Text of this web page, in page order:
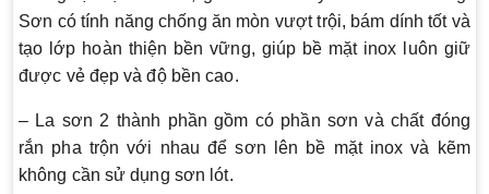
Sơn có tính năng chống ăn mòn vượt trội, bám dính tốt và
tạo lớp hoàn thiện bền vững, giúp bề mặt inox luôn giữ
được vẻ đẹp và độ bền cao.
– La sơn 2 thành phần gồm có phần sơn và chất đóng
rắn pha trộn với nhau để sơn lên bề mặt inox và kẽm
không cần sử dụng sơn lót.